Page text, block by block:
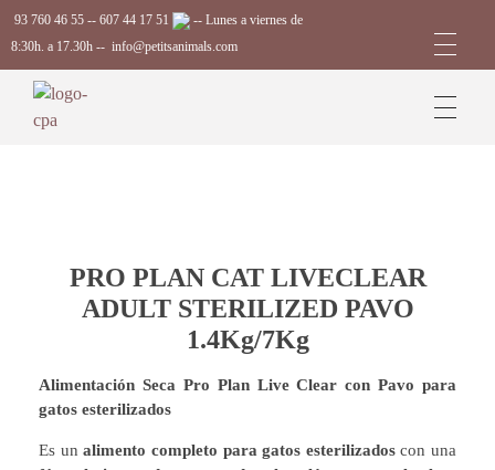
93 760 46 55 -- 607 44 17 51
-- Lunes a viernes de
8:30h. a 17.30h -- info@petitsanimals.com
PRO PLAN CAT LIVECLEAR
ADULT STERILIZED PAVO
1.4Kg/7Kg
Alimentación Seca Pro Plan Live Clear con Pavo para
gatos esterilizados
Es unalimento completo para gatos esterilizadoscon una